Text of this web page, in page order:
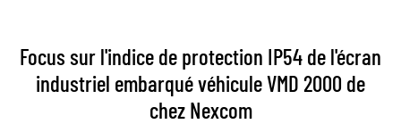
Focus sur l'indice de protection IP54 de l'écran
industriel embarqué véhicule VMD 2000 de
chez Nexcom